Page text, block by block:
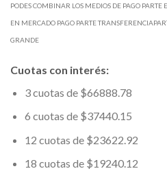
PODES COMBINAR LOS MEDIOS DE PAGO PARTE
EN MERCADO PAGO PARTE
GRANDE
Cuotas con interés:
3 cuotas de $66888.78
6 cuotas de $37440.15
12 cuotas de $23622.92
18 cuotas de $19240.12